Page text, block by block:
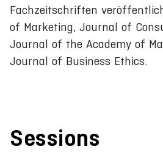
Fachzeitschriften
of Marketing, Journal of
Journal of the Academy of
Journal of Business Ethics.
Sessions